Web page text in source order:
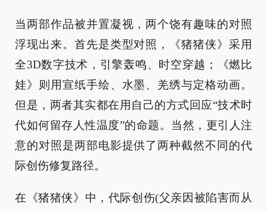
当两部作品被并置凝视，两个饶有趣味的对照
浮现出来。首先是类型对照，《猪猪侠》采用
全3D数字技术，引擎轰鸣、时空穿越；《燃比
娃》则用宣纸手绘、水墨、羌绣与定格动画。
但是，两者其实都在用自己的方式回应“技术时
代如何留存人性温度”的命题。当然，更引人注
意的对照是两部电影提供了两种截然不同的代
际创伤修复路径。
在《猪猪侠》中，代际创伤(父亲因被陷害而从